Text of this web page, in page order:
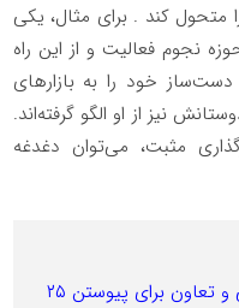
متحول کند . برای مثال، یکی
سال دارد، در حوزه نجوم فعالیت و از این راه
خود را به بازارهای
نیز از او الگو گرفته‌اند.
مثبت، می‌توان دغدغه
هدف‌گذاری بنیاد توسعه کارآفرینی و تعاون برای پیوستن ۲۵